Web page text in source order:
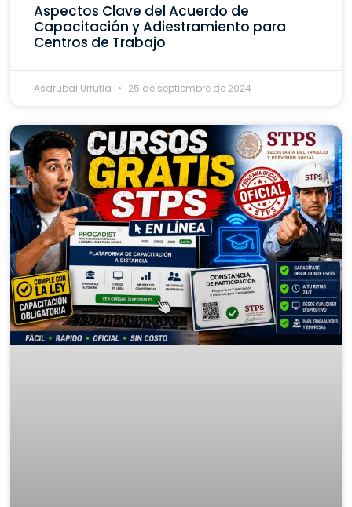
Aspectos Clave del Acuerdo de
Capacitación y Adiestramiento para
Centros de Trabajo
Asdrubal Urrutia 25 de septiembre de 2024